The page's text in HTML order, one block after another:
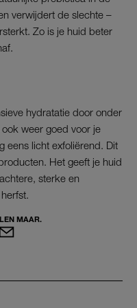
verwijdert de slechte –
Zo is je huid beter
hydratatie door onder
weer goed voor je
eens licht exfoliërend. Dit
Het geeft je huid
sterke en
MAAR.